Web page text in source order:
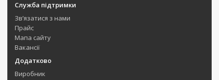
Служба підтримки
Зв’язатися з нами
Прайс
Мапа сайту
Вакансії
Додатково
Виробник